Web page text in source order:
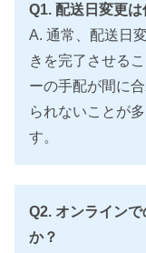
Q1. 配送日変更
A. 通常、配送日
きを完了させる
ーの手配が間に
られないことが
す。
Q2. オンライン
か？